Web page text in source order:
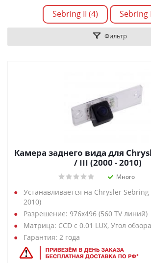
Sebring II (4) Sebring
Фильтр
Камера заднего вида для
/ III (2000 - 2010)
Много
Устанавливается на Chrysler Sebring
2010)
Разрешение: 976х496 (560 TV линий)
Матрица: CCD с 0.01 LUX, Угол
Гарантия: 2 года